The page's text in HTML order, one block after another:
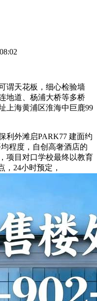
天花板，细心检验墙
地道、杨浦大桥等多桥
上海黄浦区淮海中巨鹿99
外滩启PARK77 建面约
程度，自创高奢酒店的
项目对口学校最终以教育
，24小时预定，